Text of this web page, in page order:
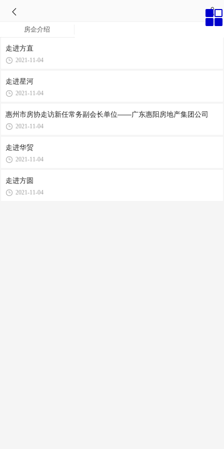
房企介绍
走进方直
2021-11-04
走进星河
2021-11-04
惠州市房协走访新任常务副会长单位——广东惠阳房地产集团公司
2021-11-04
走进华贸
2021-11-04
走进方圆
2021-11-04